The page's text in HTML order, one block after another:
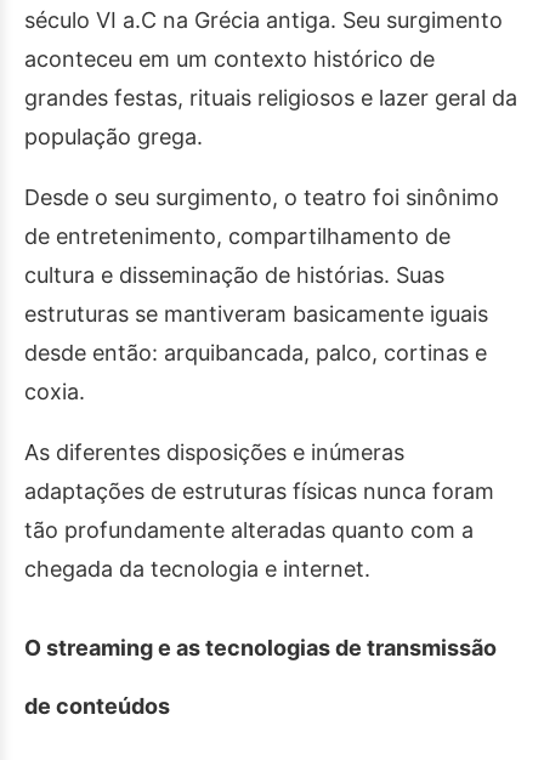
século VI a.C na Grécia antiga. Seu surgimento
aconteceu em um contexto histórico de
grandes festas, rituais religiosos e lazer geral da
população grega.
Desde o seu surgimento, o teatro foi sinônimo
de entretenimento, compartilhamento de
cultura e disseminação de histórias. Suas
estruturas se mantiveram basicamente iguais
desde então: arquibancada, palco, cortinas e
coxia.
As diferentes disposições e inúmeras
adaptações de estruturas físicas nunca foram
tão profundamente alteradas quanto com a
chegada da tecnologia e internet.
O streaming e as tecnologias de transmissão
de conteúdos